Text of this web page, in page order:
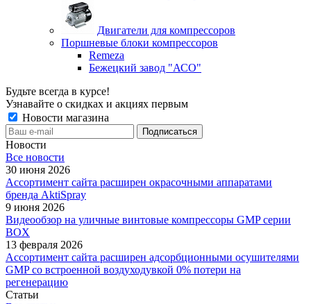
Двигатели для компрессоров
Поршневые блоки компрессоров
Remeza
Бежецкий завод "АСО"
Будьте всегда в курсе!
Узнавайте о скидках и акциях первым
Новости магазина
Новости
Все новости
30 июня 2026
Ассортимент сайта расширен окрасочными аппаратами
бренда AktiSpray
9 июня 2026
Видеообзор на уличные винтовые компрессоры GMP серии
BOX
13 февраля 2026
Ассортимент сайта расширен адсорбционными осушителями
GMP со встроенной воздуходувкой 0% потери на
регенерацию
Статьи